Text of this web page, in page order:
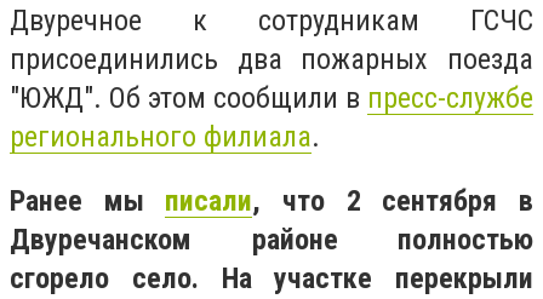
Двуречное к сотрудникам ГСЧС
присоединились два пожарных поезда
"ЮЖД". Об этом сообщили в пресс-службе
регионального филиала.
Ранее мы писали, что 2 сентября в
Двуречанском районе полностью
сгорело село. На участке перекрыли